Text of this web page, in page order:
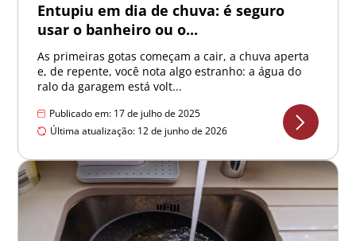
Entupiu em dia de chuva: é seguro
usar o banheiro ou o...
As primeiras gotas começam a cair, a chuva aperta
e, de repente, você nota algo estranho: a água do
ralo da garagem está volt...
Publicado em: 17 de julho de 2025
Última atualização: 12 de junho de 2026